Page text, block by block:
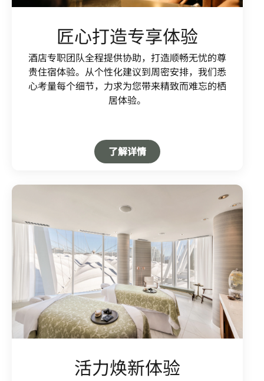
匠心打造专享体验
酒店专职团队全程提供协助，打造顺畅无忧的尊
贵住宿体验。从个性化建议到周密安排，我们悉
心考量每个细节，力求为您带来精致而难忘的栖
居体验。
了解详情Open in New Tab
活力焕新体验